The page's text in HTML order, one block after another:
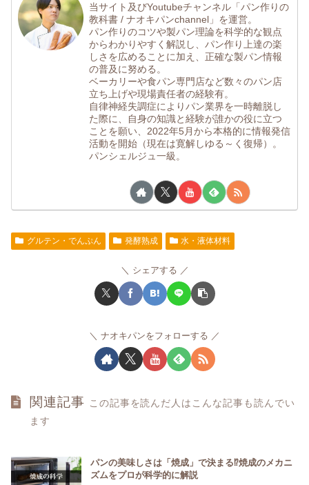
当サイト及びYoutubeチャンネル「パン作りの
教科書 / ナオキパンchannel」を運営。
パン作りのコツや製パン理論を科学的な観点
からわかりやすく解説し、パン作り上達の楽
しさを広めることに加え、正確な製パン情報
の普及に努める。
ベーカリーや食パン専門店など数々のパン店
立ち上げや現場責任者の経験有。
自律神経失調症によりパン業界を一時離脱し
た際に、自身の知識と経験が誰かの役に立つ
ことを願い、2022年5月から本格的に情報発信
活動を開始（現在は寛解しゆる～く復帰）。
パンシェルジュ一級。
グルテン・でんぷん 発酵熟成 水・液体材料
シェアする
ナオキパンをフォローする
関連記事 この記事を読んだ人はこんな記事も読んでい
ます
パンの美味しさは「焼成」で決まる⁉焼成のメカニ
ズムをプロが科学的に解説